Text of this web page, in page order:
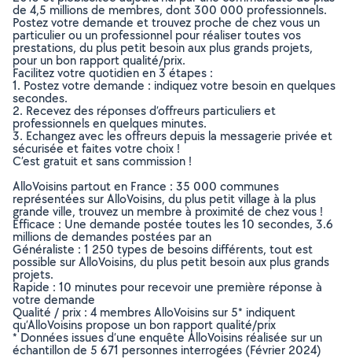
de 4,5 millions de membres, dont 300 000 professionnels.
Postez votre demande et trouvez proche de chez vous un
particulier ou un professionnel pour réaliser toutes vos
prestations, du plus petit besoin aux plus grands projets,
pour un bon rapport qualité/prix.
Facilitez votre quotidien en 3 étapes :
1. Postez votre demande : indiquez votre besoin en quelques
secondes.
2. Recevez des réponses d’offreurs particuliers et
professionnels en quelques minutes.
3. Echangez avec les offreurs depuis la messagerie privée et
sécurisée et faites votre choix !
C’est gratuit et sans commission !
AlloVoisins partout en France : 35 000 communes
représentées sur AlloVoisins, du plus petit village à la plus
grande ville, trouvez un membre à proximité de chez vous !
Efficace : Une demande postée toutes les 10 secondes, 3.6
millions de demandes postées par an
Généraliste : 1 250 types de besoins différents, tout est
possible sur AlloVoisins, du plus petit besoin aux plus grands
projets.
Rapide : 10 minutes pour recevoir une première réponse à
votre demande
Qualité / prix : 4 membres AlloVoisins sur 5* indiquent
qu’AlloVoisins propose un bon rapport qualité/prix
* Données issues d’une enquête AlloVoisins réalisée sur un
échantillon de 5 671 personnes interrogées (Février 2024)